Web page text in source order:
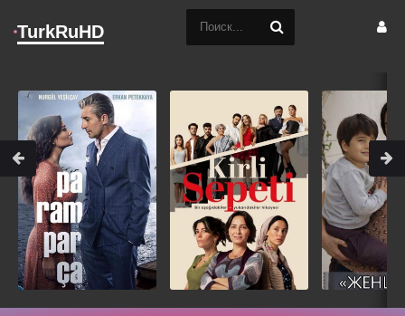
TurkRuHD